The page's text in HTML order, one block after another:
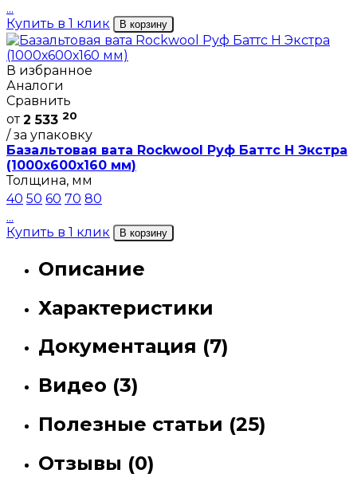
...
Купить в 1 клик
В корзину
В избранное
Аналоги
Сравнить
от2 533 20
/ за упаковку
Базальтовая вата Rockwool Руф Баттс Н Экстра
(1000х600х160 мм)
Толщина, мм
40 50 60 70 80
...
Купить в 1 клик
В корзину
Описание
Характеристики
Документация (7)
Видео (3)
Полезные статьи (25)
Отзывы (0)